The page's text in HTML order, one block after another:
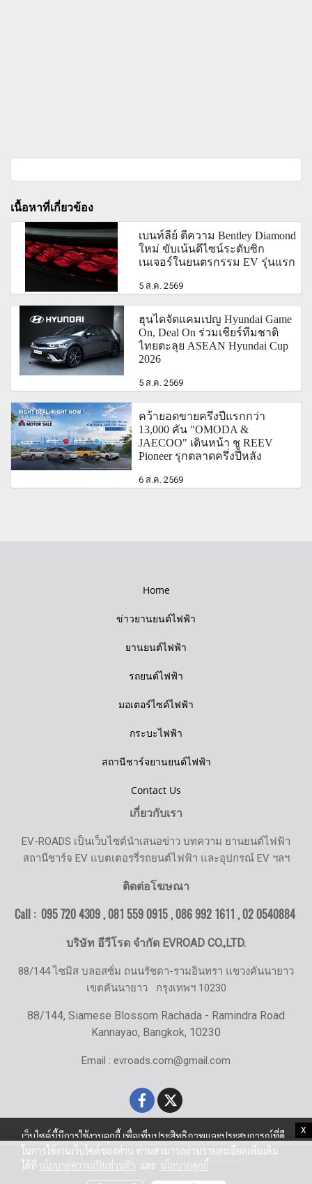
X
เนื้อหาที่เกี่ยวข้อง
เบนท์ลีย์ ตีความ Bentley Diamond
ใหม่ ขับเน้นดีไซน์ระดับซิก
เนเจอร์ในยนตรกรรม EV รุ่นแรก
5 ส.ค. 2569
ฮุนไดจัดแคมเปญ Hyundai Game
On, Deal On ร่วมเชียร์ทีมชาติ
ไทยตะลุย ASEAN Hyundai Cup
2026
5 ส.ค. 2569
คว้ายอดขายครึ่งปีแรกกว่า
13,000 คัน "OMODA &
JAECOO" เดินหน้า ชู REEV
Pioneer รุกตลาดครึ่งปีหลัง
6 ส.ค. 2569
Home
ข่าวยานยนต์ไฟฟ้า
ยานยนต์ไฟฟ้า
รถยนต์ไฟฟ้า
มอเตอร์ไซค์ไฟฟ้า
กระบะไฟฟ้า
สถานีชาร์จยานยนต์ไฟฟ้า
Contact Us
เกี่ยวกับเรา
EV-ROADS เป็นเว็บไซต์นำเสนอข่าว บทความ ยานยนต์ไฟฟ้า
สถานีชาร์จ EV แบตเตอรรี่รถยนต์ไฟฟ้า และอุปกรณ์ EV ฯลฯ
ติดต่อโฆษณา
Call : 095 720 4309 , 081 559 0915 , 086 992 1611 ,02 0540884
บริษัท อีวีโรด จำกัด EVROAD CO.,LTD.
88/144 ไซมิส บลอสซั่ม ถนนรัชดา-รามอินทรา แขวงคันนายาว
เขตคันนายาว กรุงเทพฯ 10230
88/144, Siamese Blossom Rachada - Ramindra Road
Kannayao, Bangkok, 10230
Email : evroads.com@gmail.com
© Copyright EV-Roads.com All Right Reserved
เว็บไซต์นี้มีการใช้งานคุกกี้ เพื่อเพิ่มประสิทธิภาพและประสบการณ์ที่ดี
ในการใช้งานเว็บไซต์ของท่าน ท่านสามารถอ่านรายละเอียดเพิ่มเติม
ได้ที่ นโยบายความเป็นส่วนตัว และ นโยบายคุกกี้